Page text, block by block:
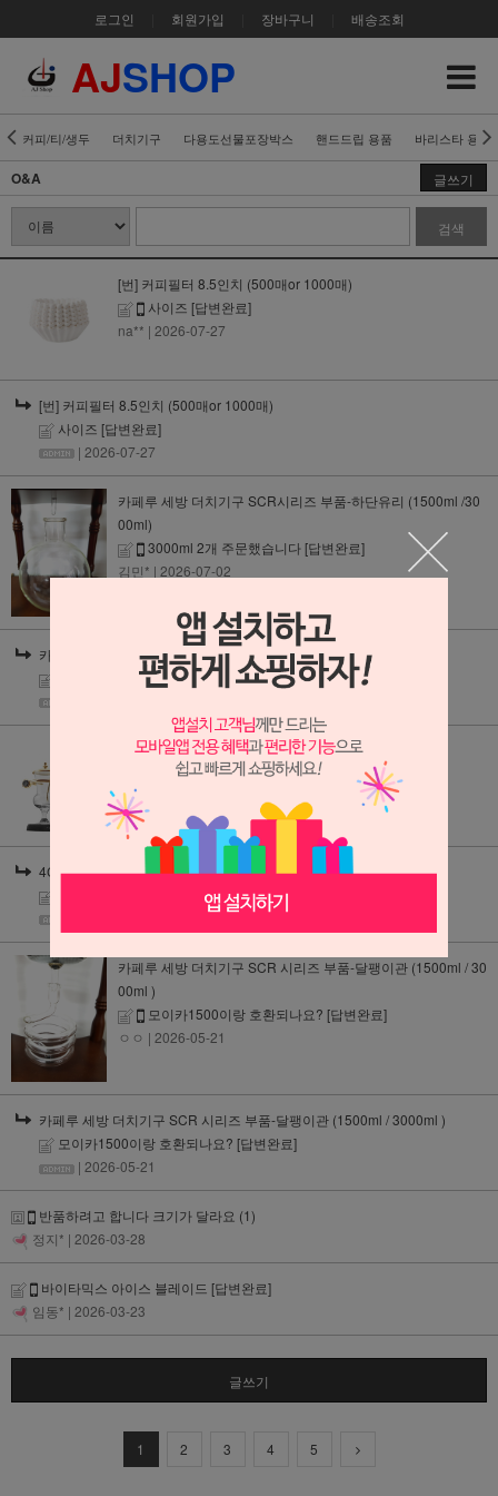
로그인 회원가입 장바구니 배송조회
AJSHOP
커피/티/생두 더치기구 다용도선물포장박스 핸드드립 용품 바리스타 용품
O&A 글쓰기
검색
[번] 커피필터 8.5인치 (500매or 1000매)
사이즈 [답변완료]
na** | 2026-07-27
[번] 커피필터 8.5인치 (500매or 1000매)
사이즈 [답변완료]
| 2026-07-27
카페루 세방 더치기구 SCR시리즈 부품-하단유리 (1500ml /30
00ml)
3000ml 2개 주문했습니다 [답변완료]
김민* | 2026-07-02
카페루 세방 더치기구 SCR시리즈 부품-하단유리 (1500ml /3000ml)
3000ml 2개 주문했습니다[답변완료]
4C Cafe 로얄 밸런싱 사이폰 골드(무광)
부품 분실[답변완료]
강민*
4C Cafe 로얄 밸런싱 사이폰 골드(무광)
카페루 세방 더치기구 SCR 시리즈 부품-달팽이관 (1500ml / 30
00ml )
모이카1500이랑 호환되나요? [답변완료]
ㅇㅇ | 2026-05-21
카페루 세방 더치기구 SCR 시리즈 부품-달팽이관 (1500ml / 3000ml )
모이카1500이랑 호환되나요? [답변완료]
| 2026-05-21
반품하려고 합니다 크기가 달라요 (1)
정지* | 2026-03-28
바이타믹스 아이스 블레이드 [답변완료]
임동* | 2026-03-23
글쓰기
1 2 3 4 5